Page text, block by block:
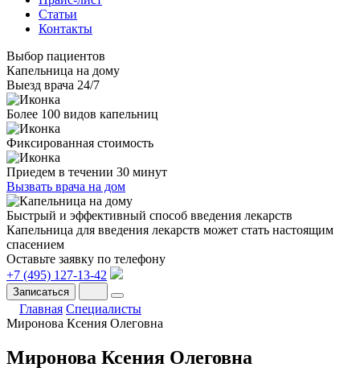
Статьи
Контакты
Выбор пациентов
Капельница на дому
Выезд врача 24/7
Более 100 видов капельниц
Фиксированная стоимость
Приедем в течении 30 минут
Вызвать врача на дом
Быстрый и эффективный способ введения лекарств
Капельница для введения лекарств может стать настоящим
спасением
Оставьте заявку по телефону
+7 (495) 127-13-42
Записаться
Главная Специалисты
Миронова Ксения Олеговна
Миронова Ксения Олеговна